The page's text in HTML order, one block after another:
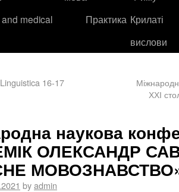
medical
Практика Крилаті
вислови
16-17
ХХІ
наукова
ОЛЕКСАНДР
byadmin